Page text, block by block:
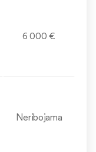
6 000 €
Neribojama